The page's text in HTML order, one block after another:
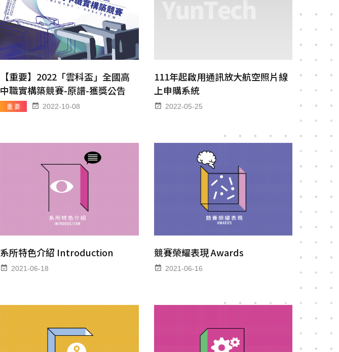
【重要】2022「雲科盃」全國高
中職實構築競賽-原譜-獲獎公告
重 要 2022-10-08
111年起啟用通訊放大航空照片線
上申購系統
2022-05-25
系所特色介紹 Introduction
2021-06-18
競賽榮耀表現 Awards
2021-06-16